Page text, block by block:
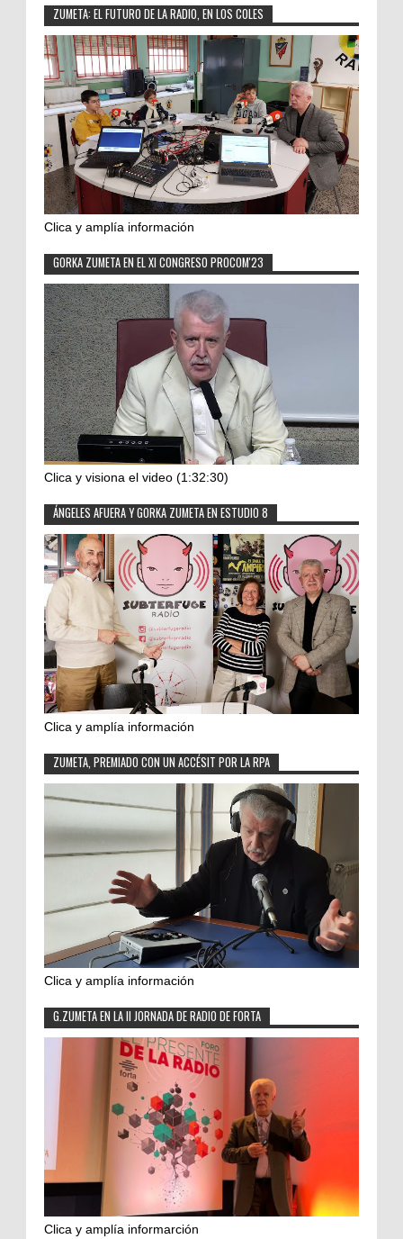
ZUMETA: EL FUTURO DE LA RADIO, EN LOS COLES
Clica y amplía información
GORKA ZUMETA EN EL XI CONGRESO PROCOM'23
Clica y visiona el video (1:32:30)
ÁNGELES AFUERA Y GORKA ZUMETA EN ESTUDIO 8
Clica y amplía información
ZUMETA, PREMIADO CON UN ACCÉSIT POR LA RPA
Clica y amplía información
G.ZUMETA EN LA II JORNADA DE RADIO DE FORTA
Clica y amplía informarción